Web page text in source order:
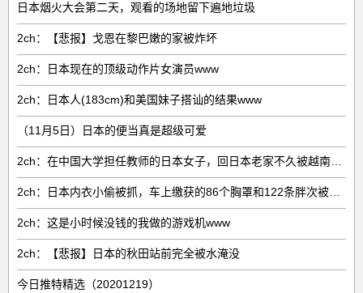
日本烟火大会第二天，观看的场地留下遍地垃圾
2ch：【悲报】戈恩在黎巴嫩的家被炸坏
2ch：日本现在的顶级动作片女演员www
2ch：日本人(183cm)和美国妹子搭讪的结果www
（11月5日）日本的便当真是超级可爱
2ch：这是小时候没钱的我做的游戏机www
2ch：【悲报】日本的秋田站前完全被水淹没
今日推特精选（20201219）